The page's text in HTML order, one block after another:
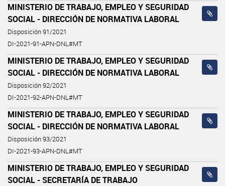
MINISTERIO DE TRABAJO, EMPLEO Y SEGURIDAD
SOCIAL - DIRECCIÓN DE NORMATIVA LABORAL
Disposición 91/2021
DI-2021-91-APN-DNL#MT
MINISTERIO DE TRABAJO, EMPLEO Y SEGURIDAD
SOCIAL - DIRECCIÓN DE NORMATIVA LABORAL
Disposición 92/2021
DI-2021-92-APN-DNL#MT
MINISTERIO DE TRABAJO, EMPLEO Y SEGURIDAD
SOCIAL - DIRECCIÓN DE NORMATIVA LABORAL
Disposición 93/2021
DI-2021-93-APN-DNL#MT
MINISTERIO DE TRABAJO, EMPLEO Y SEGURIDAD
SOCIAL - SECRETARÍA DE TRABAJO